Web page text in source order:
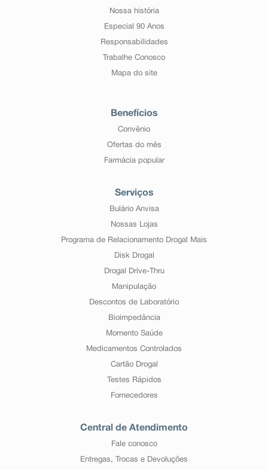
Nossa história
Especial 90 Anos
Responsabilidades
Trabalhe Conosco
Mapa do site
Benefícios
Convênio
Ofertas do mês
Farmácia popular
Serviços
Bulário Anvisa
Nossas Lojas
Programa de Relacionamento Drogal Mais
Disk Drogal
Drogal Drive-Thru
Manipulação
Descontos de Laboratório
Bioimpedância
Momento Saúde
Medicamentos Controlados
Cartão Drogal
Testes Rápidos
Fornecedores
Central de Atendimento
Fale conosco
Entregas, Trocas e Devoluções